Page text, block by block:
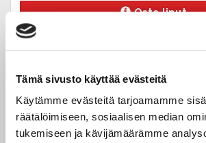
Tämä sivusto käyttää evästeitä
Käytämme evästeitä tarjoamamme
räätälöimiseen, sosiaalisen median
tukemiseen ja kävijämäärämme
Osta liput